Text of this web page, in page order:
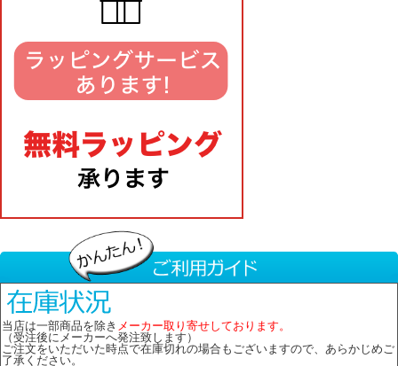
当店は一部商品を除き メーカー取り寄せしております。
（受注後にメーカーへ発注致します）
ご注文をいただいた時点で在庫切れの場合もございますので、あらかじめご
了承ください。